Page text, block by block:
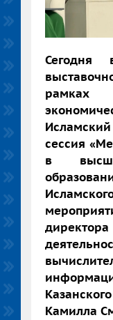
Сегодня
рамках
сессия
в
Камилла